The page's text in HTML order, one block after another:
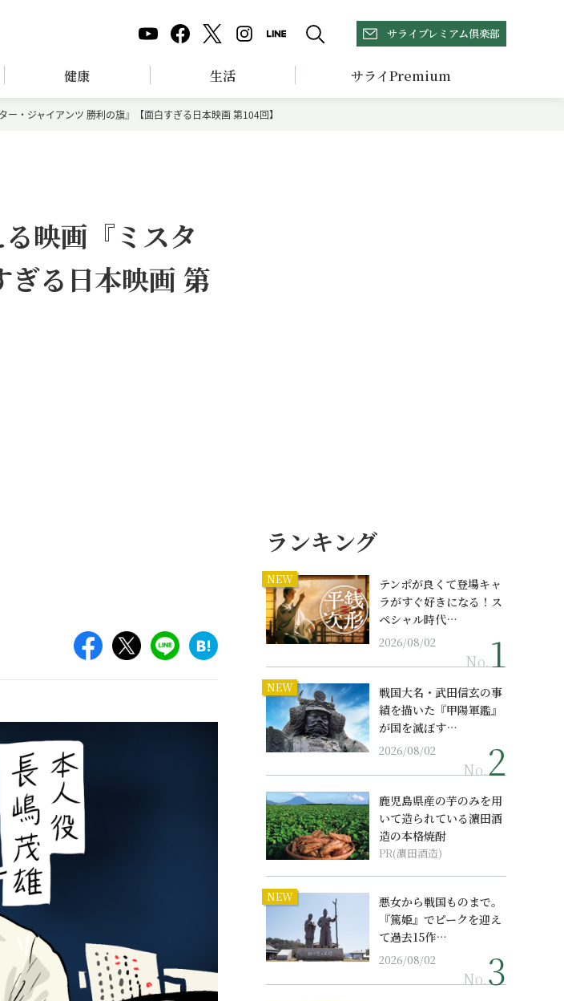
サライプレミアム倶楽部
健康 生活 サライPremium
・ジャイアンツ 勝利の旗』【面白すぎる日本映画 第104回】
映画『ミスタ
ぎる日本映画 第
ランキング
NEW
テンポが良くて登場キャ
ラがすぐ好きになる！ス
ペシャル時代…
2026/08/02
No.
NEW
戦国大名・武田信玄の事
績を描いた『甲陽軍鑑』
が国を滅ぼす…
2026/08/02
No.
鹿児島県産の芋のみを用
いて造られている濵田酒
造の本格焼酎
PR(濵田酒造)
NEW
悪女から戦国ものまで。
『篤姫』でピークを迎え
て過去15作…
2026/08/02
No.